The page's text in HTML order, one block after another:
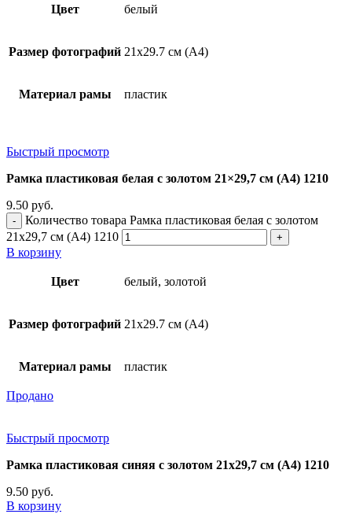
Цвет белый
Размер фотографий 21х29.7 см (А4)
Материал рамы пластик
Быстрый просмотр
Рамка пластиковая белая с золотом 21×29,7 см (А4) 1210
9.50 руб.
Количество товара Рамка пластиковая белая с золотом
21x29,7 см (А4) 1210
В корзину
Цвет белый, золотой
Размер фотографий 21х29.7 см (А4)
Материал рамы пластик
Продано
Быстрый просмотр
Рамка пластиковая синяя с золотом 21х29,7 см (А4) 1210
9.50 руб.
В корзину